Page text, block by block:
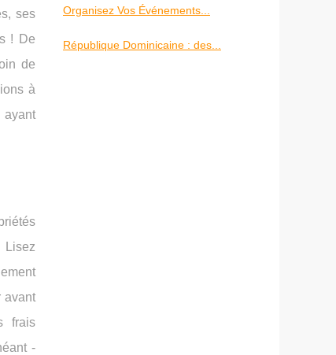
ses
! De
de
à
ayant
Lisez
avant
frais
-
Organisez Vos Événements...
République Dominicaine : des...